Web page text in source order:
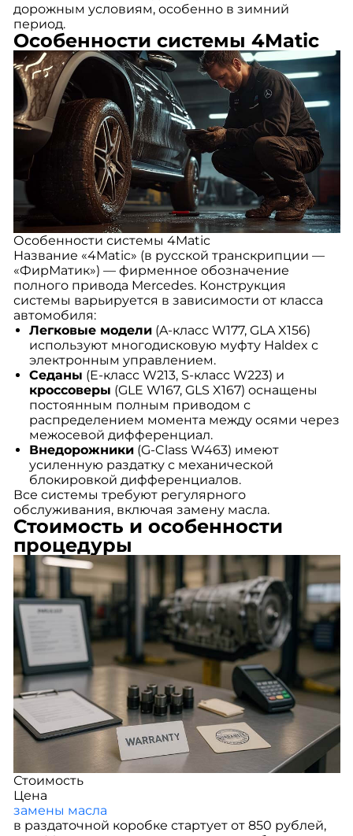
дорожным условиям, особенно в зимний
период.
Особенности системы 4Matic
Особенности системы 4Matic
Название «4Matic» (в русской транскрипции —
«ФирМатик») — фирменное обозначение
полного привода Mercedes. Конструкция
системы варьируется в зависимости от класса
автомобиля:
Легковые модели(A-класс W177, GLA X156)
используют многодисковую муфту Haldex с
электронным управлением.
Седаны (E-класс W213, S-класс W223) и
кроссоверы (GLE W167, GLS X167) оснащены
постоянным полным приводом с
распределением момента между осями через
межосевой дифференциал.
Внедорожники(G-Class W463) имеют
усиленную раздатку с механической
блокировкой дифференциалов.
Все системы требуют регулярного
обслуживания, включая замену масла.
Стоимость и особенности
процедуры
Стоимость
Цена
замены масла
в раздаточной коробке стартует от 850 рублей,